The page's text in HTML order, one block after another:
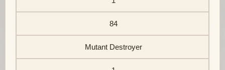
84
Mutant Destroyer